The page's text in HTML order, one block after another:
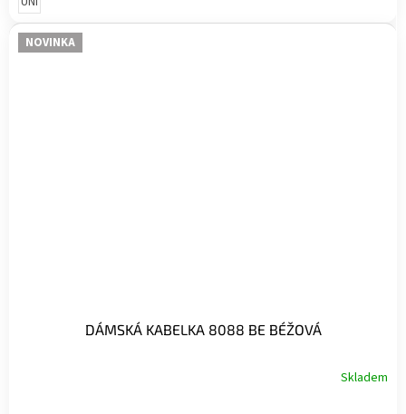
NOVINKA
DÁMSKÁ KABELKA 8088 BE BÉŽOVÁ
Skladem